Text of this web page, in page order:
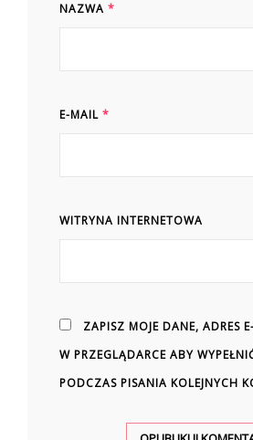
NAZWA *
E-MAIL *
WITRYNA INTERNETOWA
ZAPISZ MOJE DANE, ADRES
W PRZEGLĄDARCE ABY
PODCZAS PISANIA KOLEJNYCH